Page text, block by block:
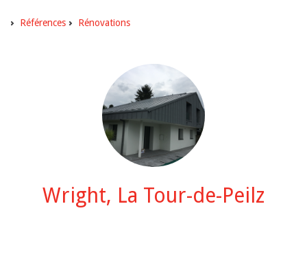
Références Rénovations
Wright, La Tour-de-Peilz